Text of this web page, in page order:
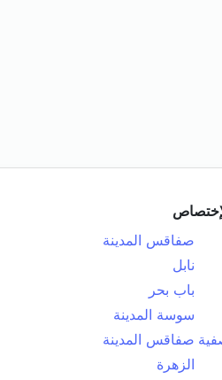
صفاقس المدينة
نابل
باب بحر
سوسة المدينة
صفاقس المدينة
الزهرة